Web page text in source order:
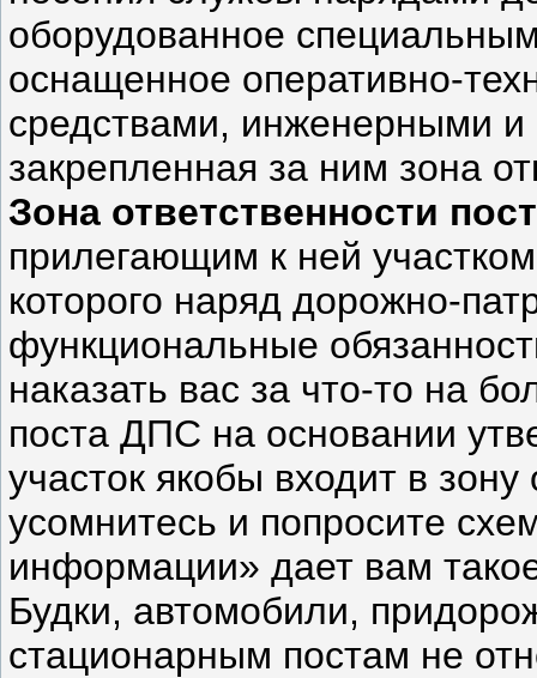
оборудованное
оснащенное оперативно-
средствами, инженерными
закрепленная за ним зона
Зона ответственности
прилегающим к ней
которого наряд дорожно-
функциональные
наказать вас за что-то на
поста ДПС на основании
участок якобы входит в зону
усомнитесь и попросите
информации» дает вам
Будки, автомобили,
стационарным постам не